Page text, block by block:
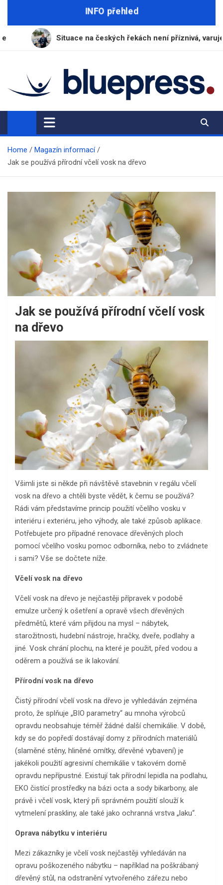
INFO přehled
na českých řekách není příznivá, varuje ředitel Povodí
BluePress.cz
Seriózní průvodce moderním životem
Home
Magazín informací
Jak se používá přírodní včelí vosk na dřevo
Jak se používá přírodní včelí vosk
na dřevo
Všimli jste si někde při návštěvě stavebnin v regálu včelí
vosk na dřevo a chtěli byste vědět, k čemu se používá?
Rádi vám představíme princip použití včelího vosku v
interiéru i exteriéru, jeho výhody, ale také způsob aplikace.
Potřebujete pro případné renovace dřevěných ploch
pomocí včelího vosku pomoc odborníka, nebo to zvládnete
i sami? Vše se dočtete níže.
Včelí vosk na dřevo
Včelí vosk na dřevo je nejčastěji přípravek v podobě
emulze určený k ošetření a opravě všech dřevěných
předmětů, které vám přijdou na mysl – nábytek,
starožitnosti, hudební nástroje, hračky, dveře, podlahy a
jiné. Vosk chrání plochu, na které je použit, před vodou a
oděrem a používá se ik lakování.
Přírodní vosk na dřevo
Čistý přírodní včelí vosk na dřevo je vyhledáván zejména
proto, že splňuje „BIO parametry“ au mnoha výrobců
opravdu neobsahuje téměř žádné další chemikálie. V době,
kdy se do popředí dostávají domy z přírodních materiálů
(slaměné stěny, hliněné omítky, dřevěné vybavení) je
jakékoli použití agresivní chemikálie v takovém domě
opravdu nepřípustné. Existují tak přírodní lepidla na podlahu,
EKO čistící prostředky na bázi octa a sody bikarbony, ale
právě i včelí vosk, který při správném použití slouží k
vytmelení praskliny, ale také jako ochranná vrstva „laku“.
Oprava nábytku v interiéru
Mezi zákazníky je včelí vosk nejčastěji vyhledáván na
opravu poškozeného nábytku – například na poškrábaný
dřevěný stůl, na odstranění vytvořeného zářezu nebo